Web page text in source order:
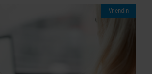
Vriendin